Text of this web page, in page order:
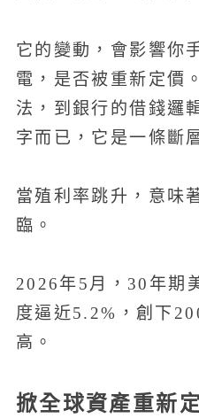
它的變動，會影響你
電，是否被重新定價
法，到銀行的借錢邏
字而已，它是一條斷
當殖利率跳升，意味
臨。
2026年5月，30年期
度逼近5.2%，創下
高。
掀全球資產重新